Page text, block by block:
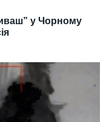
у Чорному